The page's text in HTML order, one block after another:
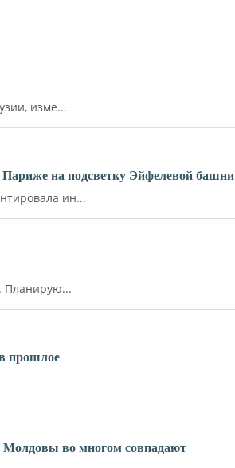
изме...
Париже на подсветку Эйфелевой башни
ин...
Планирую...
прошлое
Молдовы во многом совпадают